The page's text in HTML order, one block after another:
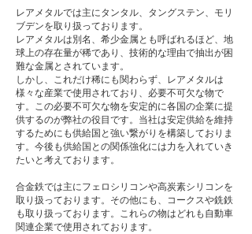
レアメタルでは主にタンタル、タングステン、モリ
ブデンを取り扱っております。​
レアメタルは別名、希少金属とも呼ばれるほど、地
球上の存在量が稀であり、技術的な理由で抽出が困
難な金属とされています。
しかし、これだけ稀にも関わらず、レアメタルは
様々な産業で使用されており、必要不可欠な物で
す。この必要不可欠な物を安定的に各国の企業に提
供するのが弊社の役目です。当社は安定供給を維持
するためにも供給国と強い繋がりを構築しておりま
す。今後も供給国との関係強化には力を入れていき
たいと考えております。
合金鉄では主にフェロシリコンや高炭素シリコンを
取り扱っております。その他にも、コークスや銑鉄
も取り扱っております。これらの物はどれも自動車
関連企業で使用されております。